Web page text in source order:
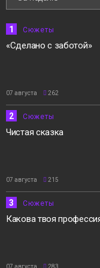
1 Сюжеты
«Сделано с заботой»
07 августа 262
2 Сюжеты
Чистая сказка
07 августа 215
3 Сюжеты
Какова твоя